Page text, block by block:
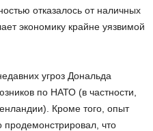
отказалось от наличных
экономику крайне уязвимой
угроз Дональда
по НАТО (в частности,
Кроме того, опыт
продемонстрировал, что